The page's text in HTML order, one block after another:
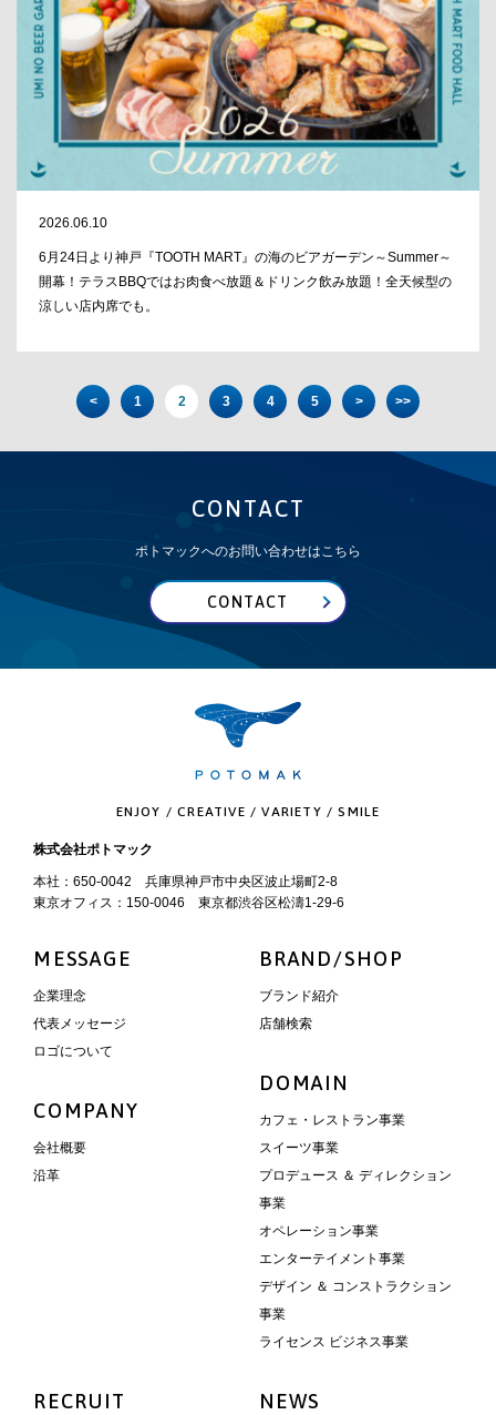
2026.06.10
6月24日より神戸『TOOTH MART』の海のビアガーデン～Summer～
開幕！テラスBBQではお肉食べ放題＆ドリンク飲み放題！全天候型の
涼しい店内席でも。
< 1 2 3 4 5 > >>
CONTACT
ポトマックへのお問い合わせはこちら
CONTACT
ENJOY / CREATIVE / VARIETY / SMILE
株式会社ポトマック
本社：650-0042 兵庫県神戸市中央区波止場町2-8
東京オフィス：150-0046 東京都渋谷区松濤1-29-6
MESSAGE
企業理念
代表メッセージ
ロゴについて
COMPANY
会社概要
沿革
BRAND/SHOP
ブランド紹介
店舗検索
DOMAIN
カフェ・レストラン事業
スイーツ事業
プロデュース ＆ ディレクション
事業
オペレーション事業
エンターテイメント事業
デザイン ＆ コンストラクション
事業
ライセンス ビジネス事業
RECRUIT NEWS